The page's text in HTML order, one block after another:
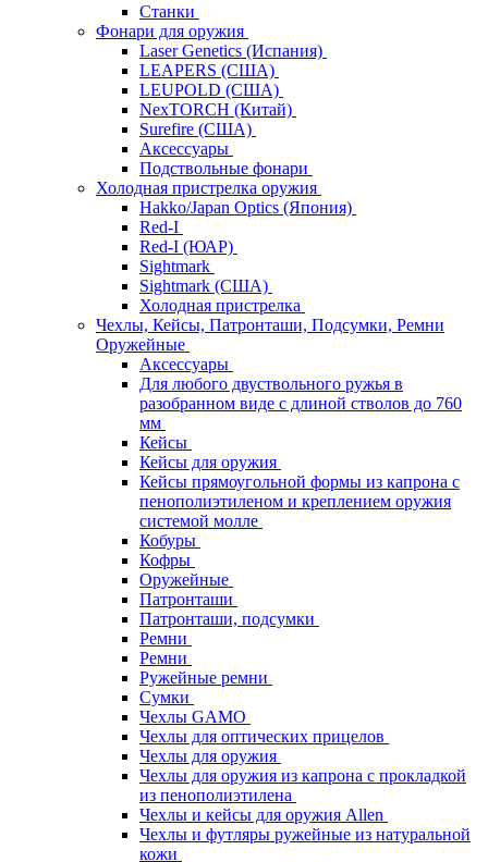
Станки
Фонари для оружия
Laser Genetics (Испания)
LEAPERS (США)
LEUPOLD (США)
NexTORCH (Китай)
Surefire (США)
Аксессуары
Подствольные фонари
Холодная пристрелка оружия
Hakko/Japan Optics (Япония)
Red-I
Red-I (ЮАР)
Sightmark
Sightmark (США)
Холодная пристрелка
Чехлы, Кейсы, Патронташи, Подсумки, Ремни
Оружейные
Аксессуары
Для любого двуствольного ружья в
разобранном виде с длиной стволов до 760
мм
Кейсы
Кейсы для оружия
Кейсы прямоугольной формы из капрона с
пенополиэтиленом и креплением оружия
системой молле
Кобуры
Кофры
Оружейные
Патронташи
Патронташи, подсумки
Ремни
Ремни
Ружейные ремни
Сумки
Чехлы GAMO
Чехлы для оптических прицелов
Чехлы для оружия
Чехлы для оружия из капрона с прокладкой
из пенополиэтилена
Чехлы и кейсы для оружия Allen
Чехлы и футляры ружейные из натуральной
кожи